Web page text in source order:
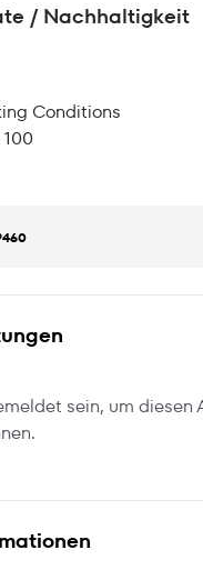
/ Nachhaltigkeit
Conditions
100
sein, um diesen